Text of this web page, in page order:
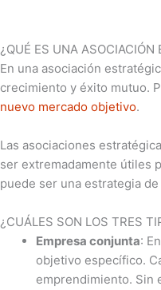
¿QUÉ ES UNA ASOCIACIÓN
En una asociación
crecimiento y éxito mutuo.
nuevo mercado objetivo.
Las asociaciones
ser extremadamente útiles
puede ser una estrategia
¿CUÁLES SON LOS TRES
Empresa conjunta:
objetivo específico.
emprendimiento. Sin